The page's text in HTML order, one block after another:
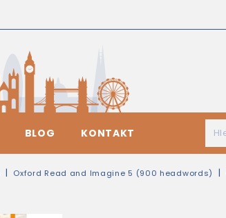
BLOG KONTAKT
Oxford Read and Imagine 5 (900 headwords)